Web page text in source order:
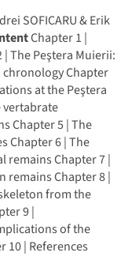
SOFICARU & Erik
Chapter 1 |
The Peştera Muierii:
Chapter
at the Peştera
vertabrate
Chapter 5 | The
Chapter 6 | The
remains Chapter 7 |
remains Chapter 8 |
from the
9 |
of the
10 | References